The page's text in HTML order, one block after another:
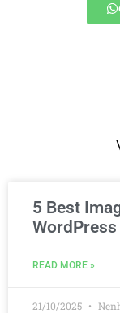
5 Best
WordPress
READ MORE »
21/10/2025